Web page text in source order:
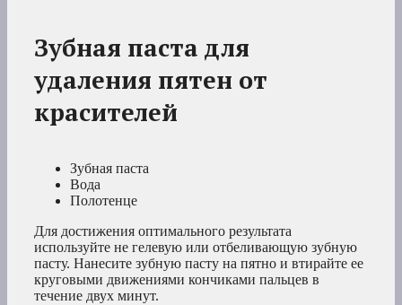
Зубная паста для
удаления пятен от
красителей
Зубная паста
Вода
Полотенце
Для достижения оптимального результата
используйте не гелевую или отбеливающую зубную
пасту. Нанесите зубную пасту на пятно и втирайте ее
круговыми движениями кончиками пальцев в
течение двух минут.